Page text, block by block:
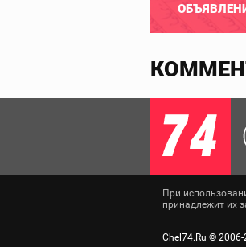
При
принадлежит их
Chel74.Ru ©